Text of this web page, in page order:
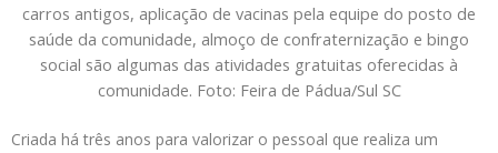
carros antigos, aplicação de vacinas pela equipe do posto de
saúde da comunidade, almoço de confraternização e bingo
social são algumas das atividades gratuitas oferecidas à
comunidade. Foto: Feira de Pádua/Sul SC
Criada há três anos para valorizar o pessoal que realiza um